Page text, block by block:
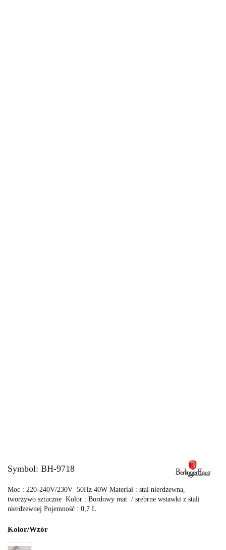
Symbol: BH-9718
Moc : 220-240V/230V 50Hz 40W Materiał : stal nierdzewna,
tworzywo sztuczne Kolor : Bordowy mat / srebrne wstawki z stali
nierdzewnej Pojemność : 0,7 L
Kolor/Wzór